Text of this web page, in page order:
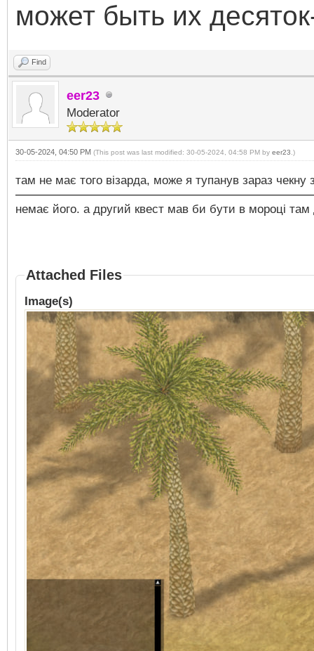
может быть их
Find
eer23
Moderator
30-05-2024, 04:50 PM (This post was last modified: 30-05-2024, 04:58 PM by eer23 .)
там не має того візарда, може я тупанув зараз чекну
немає його. а другий квест мав би бути в мороці
Attached Files
Image(s)